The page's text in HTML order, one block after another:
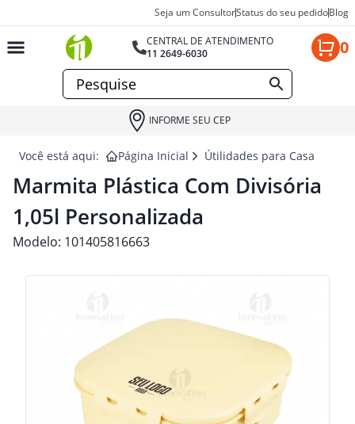
Seja um ConsultorStatus do seu pedidoBlog
CENTRAL DE ATENDIMENTO
11 2649-6030
0
INFORME SEU CEP
Você está aqui: Página Inicial Útilidades para Casa e
Marmita Plástica Com Divisória
1,05l Personalizada
Modelo: 101405816663